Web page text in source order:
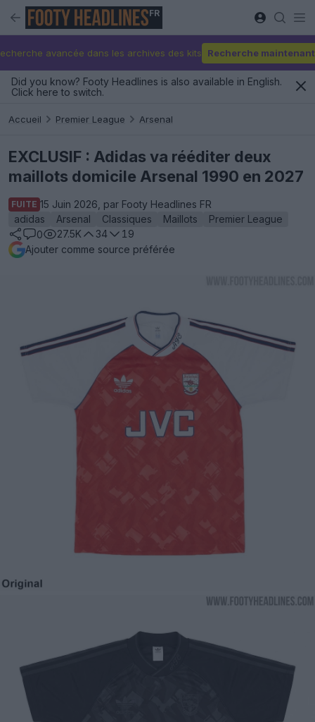
FR
avancée dans les archives des kits Recherche maintenant
Did you know? Footy Headlines is also available in English.
Click here to switch.
Accueil Premier League Arsenal
EXCLUSIF : Adidas va rééditer deux
maillots domicile Arsenal 1990 en 2027
FUITE 15 Juin 2026, par Footy Headlines FR
adidas
Arsenal Classiques Maillots
Premier League
0
27.5K 34
19
Ajouter comme source préférée